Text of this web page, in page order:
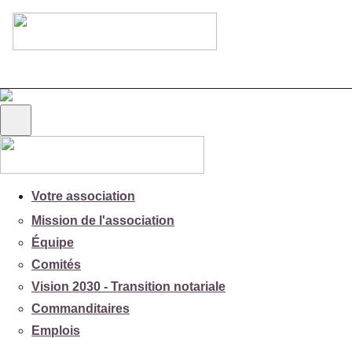
Votre association
Mission de l'association
Équipe
Comités
Vision 2030 - Transition notariale
Commanditaires
Emplois